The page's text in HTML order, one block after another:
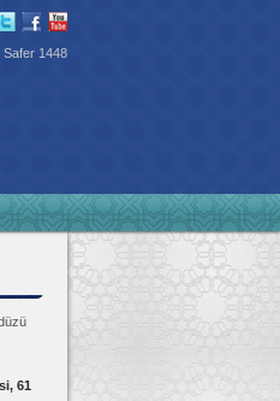
Safer 1448
61